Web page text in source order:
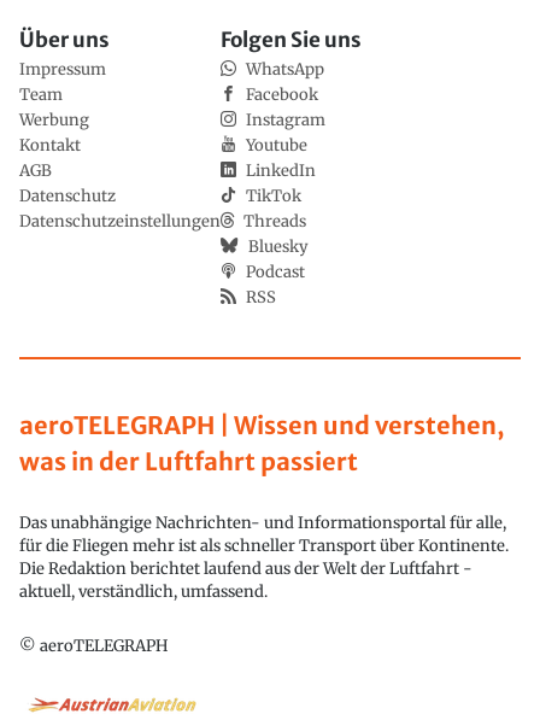
aeroTELEGRAPH | Wissen und verstehen,
was in der Luftfahrt passiert
Das unabhängige Nachrichten- und Informationsportal für alle,
für die Fliegen mehr ist als schneller Transport über Kontinente.
Die Redaktion berichtet laufend aus der Welt der Luftfahrt -
aktuell, verständlich, umfassend.
© aeroTELEGRAPH
Über uns
Impressum
Team
Werbung
Kontakt
AGB
Datenschutz
Datenschutzeinstellungen
Folgen Sie uns
WhatsApp
Facebook
Instagram
Youtube
LinkedIn
TikTok
Threads
Bluesky
Podcast
RSS